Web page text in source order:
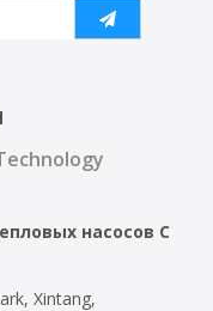
насосов С
Xintang,